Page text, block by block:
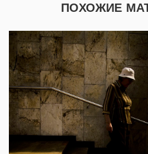
ПОХОЖИЕ